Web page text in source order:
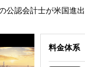
公認会計士が米国進
料金体系